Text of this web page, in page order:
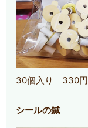
30個入り 330円
シールの鍼